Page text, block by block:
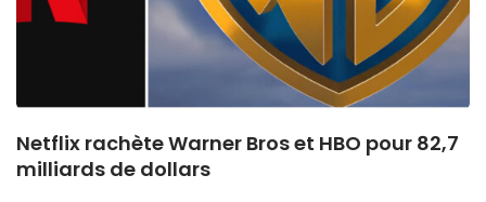
Netflix rachète Warner Bros et HBO pour 82,7
milliards de dollars